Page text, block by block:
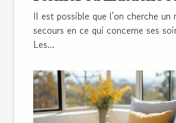
Il est possible que l'on cherche un
secours en ce qui concerne ses
Les...